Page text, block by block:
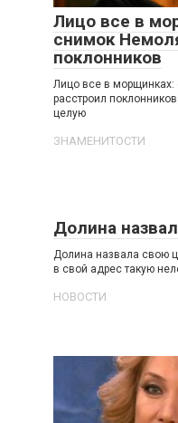
Лицо все в
снимок
поклонников
Лицо все в
расстроил
целую
ЗНАМЕНИТОСТИ
Долина
Долина назвала свою
в свой адрес такую
НОВОСТИ